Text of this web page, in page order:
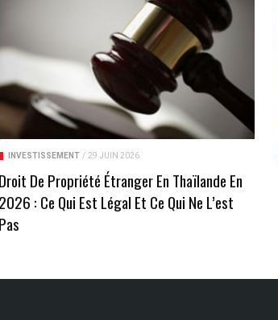
INVESTISSEMENT / 29 JUIN 2026
Droit De Propriété Étranger En Thaïlande En
2026 : Ce Qui Est Légal Et Ce Qui Ne L’est
Pas